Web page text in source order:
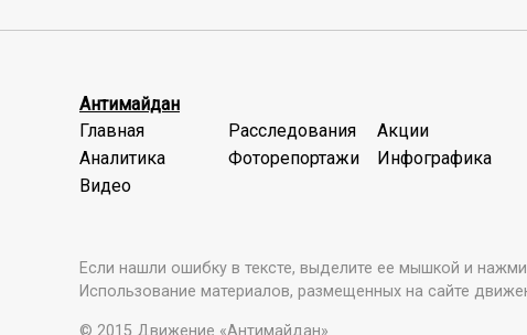
Антимайдан
Главная
Расследования
Акции
Аналитика
Фоторепортажи
Инфографика
Видео
Если нашли ошибку в тексте, выделите ее мышкой и
Использование материалов, размещенных на сайте
© 2015 Движение «Антимайдан»